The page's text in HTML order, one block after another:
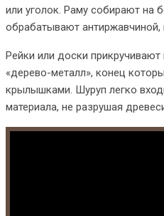
или уголок. Раму собирают на
обрабатывают антиржавчиной,
Рейки или доски
«дерево-металл», конец
крылышками. Шуруп легко
материала, не разрушая